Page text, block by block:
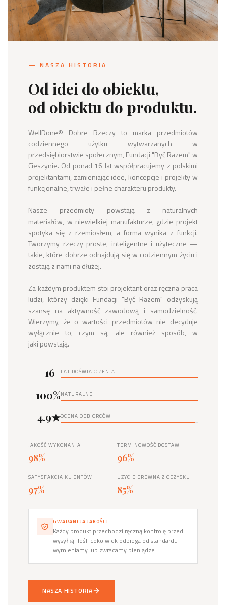
— NASZA HISTORIA
Od idei do obiektu,
od obiektu do produktu.
WellDone® Dobre Rzeczy to marka przedmiotów
codziennego użytku wytwarzanych w
przedsiębiorstwie społecznym, Fundacji "Być Razem" w
Cieszynie. Od ponad 16 lat współpracujemy z polskimi
projektantami, zamieniając idee, koncepcje i projekty w
funkcjonalne, trwałe i pełne charakteru produkty.
Nasze przedmioty powstają z naturalnych
materiałów, w niewielkiej manufakturze, gdzie projekt
spotyka się z rzemiosłem, a forma wynika z funkcji.
Tworzymy rzeczy proste, inteligentne i użyteczne —
takie, które dobrze odnajdują się w codziennym życiu i
zostają z nami na dłużej.
Za każdym produktem stoi projektant oraz ręczna praca
ludzi, którzy dzięki Fundacji "Być Razem" odzyskują
szansę na aktywność zawodową i samodzielność.
Wierzymy, że o wartości przedmiotów nie decyduje
wyłącznie to, czym są, ale również sposób, w
jaki powstają.
16+LAT DOŚWIADCZENIA
100%NATURALNE
4.9★OCENA ODBIORCÓW
JAKOŚĆ WYKONANIA
98%
TERMINOWOŚĆ DOSTAW
96%
SATYSFAKCJA KLIENTÓW
97%
UŻYCIE DREWNA Z ODZYSKU
85%
GWARANCJA JAKOŚCI
Każdy produkt przechodzi ręczną kontrolę przed
wysyłką. Jeśli cokolwiek odbiega od standardu —
wymieniamy lub zwracamy pieniądze.
NASZA HISTORIA